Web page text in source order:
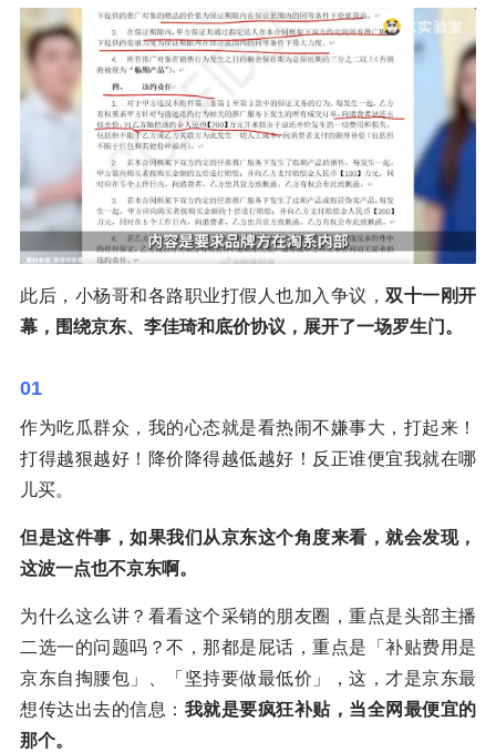
此后，小杨哥和各路职业打假人也加入争议， 双十一刚开
幕，围绕京东、李佳琦和底价协议，展开了一场罗生门。
01
作为吃瓜群众，我的心态就是看热闹不嫌事大，打起来！
打得越狠越好！降价降得越低越好！反正谁便宜我就在哪
儿买。
但是这件事，如果我们从京东这个角度来看，就会发现，
这波一点也不京东啊。
为什么这么讲？看看这个采销的朋友圈，重点是头部主播
二选一的问题吗？不，那都是屁话，重点是「补贴费用是
京东自掏腰包」、「坚持要做最低价」，这，才是京东最
想传达出去的信息： 我就是要疯狂补贴，当全网最便宜的
那个。